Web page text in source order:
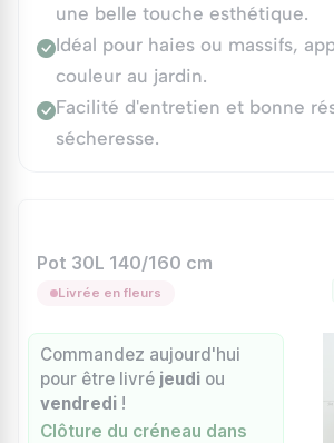
une belle touche esthétique.
Idéal pour haies ou massifs,
couleur au jardin.
Facilité d'entretien et bonne
sécheresse.
Pot 30L 140/160 cm
Livrée en fleurs
Commandez aujourd'hui
pour être livré jeudi ou
vendredi !
Clôture du créneau dans